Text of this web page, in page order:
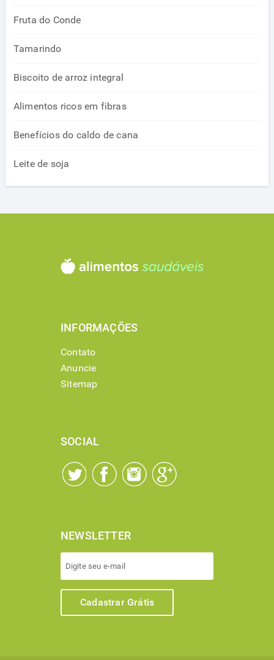
Fruta do Conde
Tamarindo
Biscoito de arroz integral
Alimentos ricos em fibras
Benefícios do caldo de cana
Leite de soja
INFORMAÇÕES
Contato
Anuncie
Sitemap
SOCIAL
NEWSLETTER